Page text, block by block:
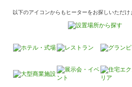
以下のアイコンからもヒーターをお探しいただけ